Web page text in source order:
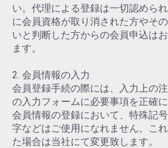
い。代理による登録は一切認めら
に会員資格が取り消された方やそ
いと判断した方からの会員申込は
ます。
2. 会員情報の入力
会員登録手続の際には、入力上の
の入力フォームに必要事項を正確
会員情報の登録において、特殊記
字などはご使用になれません。こ
た場合は当社にて変更致します。